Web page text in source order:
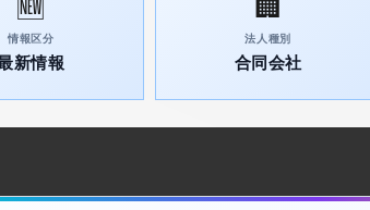
🆕
情報区分
新情報
🏢
法人種別
合同会社